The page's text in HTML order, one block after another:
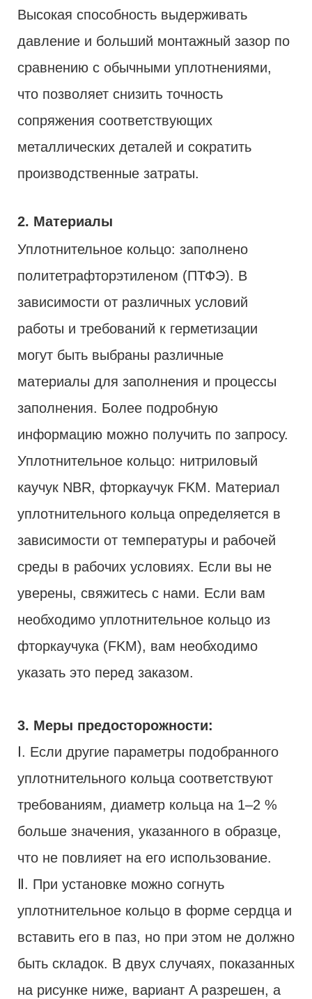
Высокая способность выдерживать
давление и больший монтажный зазор по
сравнению с обычными уплотнениями,
что позволяет снизить точность
сопряжения соответствующих
металлических деталей и сократить
производственные затраты.
2. Материалы
Уплотнительное кольцо: заполнено
политетрафторэтиленом (ПТФЭ). В
зависимости от различных условий
работы и требований к герметизации
могут быть выбраны различные
материалы для заполнения и процессы
заполнения. Более подробную
информацию можно получить по запросу.
Уплотнительное кольцо: нитриловый
каучук NBR, фторкаучук FKM. Материал
уплотнительного кольца определяется в
зависимости от температуры и рабочей
среды в рабочих условиях. Если вы не
уверены, свяжитесь с нами. Если вам
необходимо уплотнительное кольцо из
фторкаучука (FKM), вам необходимо
указать это перед заказом.
3. Меры предосторожности:
Ⅰ. Если другие параметры подобранного
уплотнительного кольца соответствуют
требованиям, диаметр кольца на 1–2 %
больше значения, указанного в образце,
что не повлияет на его использование.
Ⅱ. При установке можно согнуть
уплотнительное кольцо в форме сердца и
вставить его в паз, но при этом не должно
быть складок. В двух случаях, показанных
на рисунке ниже, вариант A разрешен, а